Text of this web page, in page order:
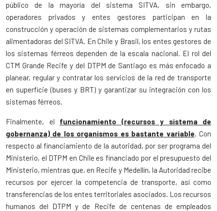
público de la mayoría del sistema SITVA, sin embargo,
operadores privados y entes gestores participan en la
construcción y operación de sistemas complementarios y rutas
alimentadoras del SITVA. En Chile y Brasil, los entes gestores de
los sistemas férreos dependen de la escala nacional. El rol del
CTM Grande Recife y del DTPM de Santiago es más enfocado a
planear, regular y contratar los servicios de la red de transporte
en superficie (buses y BRT) y garantizar su integración con los
sistemas férreos.
Finalmente, el funcionamiento (recursos y sistema de
gobernanza) de los organismos es bastante variable. Con
respecto al financiamiento de la autoridad, por ser programa del
Ministerio, el DTPM en Chile es financiado por el presupuesto del
Ministerio, mientras que, en Recife y Medellín, la Autoridad recibe
recursos por ejercer la competencia de transporte, así como
transferencias de los entes territoriales asociados. Los recursos
humanos del DTPM y de Recife de centenas de empleados